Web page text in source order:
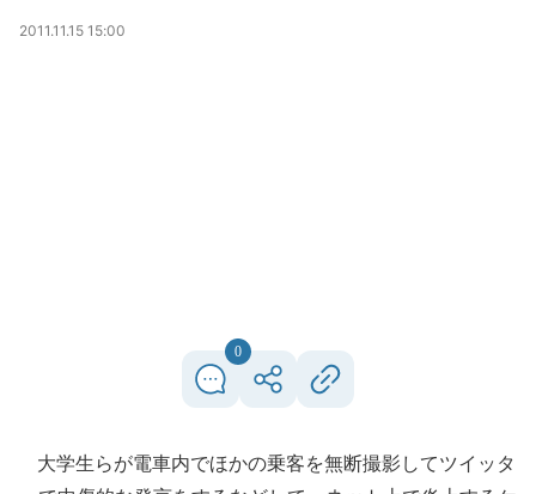
2011.11.15 15:00
0
大学生らが電車内でほかの乗客を無断撮影してツイッタ